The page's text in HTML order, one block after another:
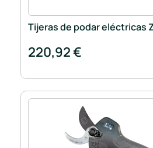
Tijeras de podar eléctricas
220,92 €